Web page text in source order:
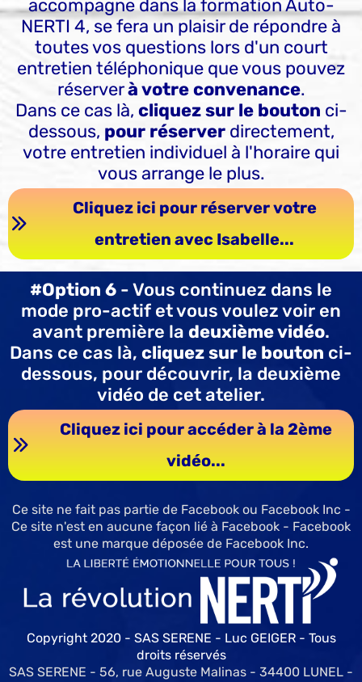
accompagne dans la formation Auto-
NERTI 4, se fera un plaisir de répondre à
toutes vos questions lors d'un court
entretien téléphonique que vous pouvez
réserverà votre convenance.
Dans ce cas là, cliquez sur le bouton ci-
dessous, pour réserver directement,
votre entretien individuel à l'horaire qui
vous arrange le plus.
Cliquez ici pour réserver votre
entretien avec Isabelle...
#Option 6 - Vous continuez dans le
mode pro-actif et vous voulez voir en
avant première la deuxième vidéo.
Dans ce cas là, cliquez sur le bouton ci-
dessous, pour découvrir, la deuxième
vidéo de cet atelier.
Cliquez ici pour accéder à la 2ème
vidéo...
Ce site ne fait pas partie de Facebook ou Facebook Inc -
Ce site n'est en aucune façon lié à Facebook - Facebook
est une marque déposée de Facebook Inc.
Copyright 2020 - SAS SERENE - Luc GEIGER - Tous
droits réservés
SAS SERENE - 56, rue Auguste Malinas - 34400 LUNEL -